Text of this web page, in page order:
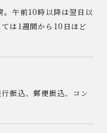
。午前10時以降は翌日以
は1週間から10日ほど
振込、郵便振込、コン